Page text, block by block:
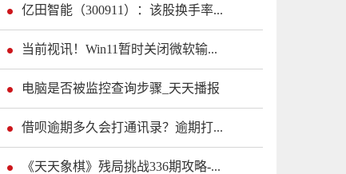
亿田智能（300911）：该股换手率...
当前视讯！Win11暂时关闭微软输...
电脑是否被监控查询步骤_天天播报
借呗逾期多久会打通讯录？逾期打...
《天天象棋》残局挑战336期攻略-...